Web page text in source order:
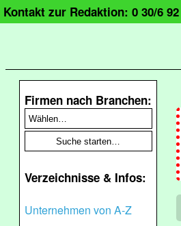
Kontakt zur Redaktion: 0 30/6 92
Firmen nach Branchen:
Verzeichnisse & Infos:
Unternehmen von A-Z